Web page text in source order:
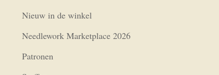
Nieuw in de winkel
Needlework Marketplace 2026
Patronen